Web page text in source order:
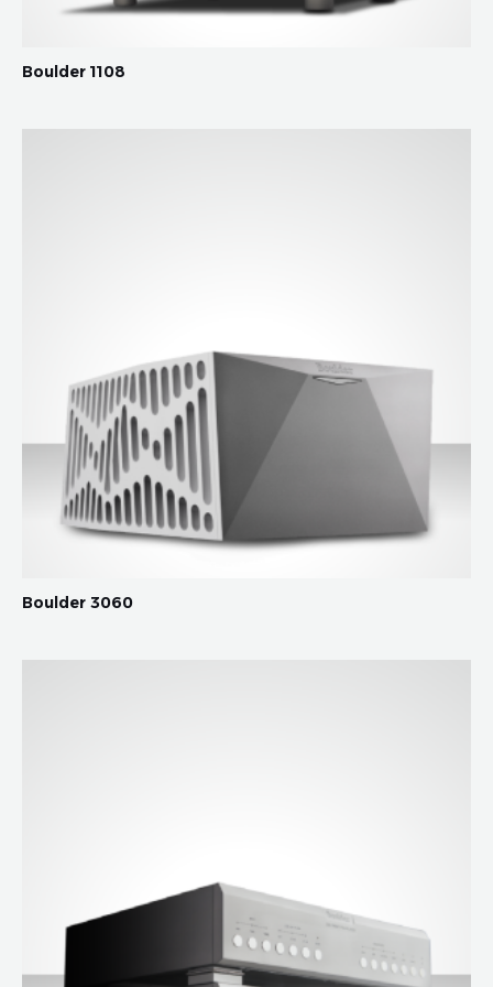
Boulder 1108
Boulder 3060